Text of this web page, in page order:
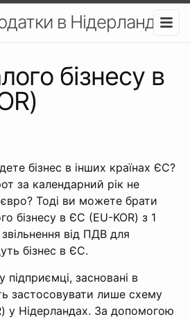
в Нідерландах
бізнесу в
бізнес в інших країнах ЄС?
за календарний рік не
Тоді ви можете брати
бізнесу в ЄС (EU-KOR) з 1
від ПДВ для
бізнес в ЄС.
засновані в
застосовувати лише схему
у Нідерландах. За допомогою